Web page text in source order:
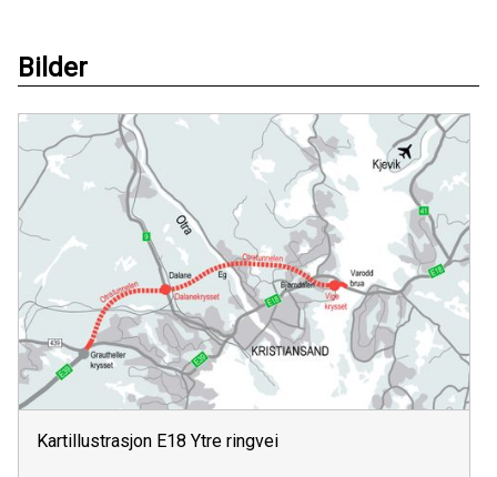
Bilder
Kartillustrasjon E18 Ytre ringvei